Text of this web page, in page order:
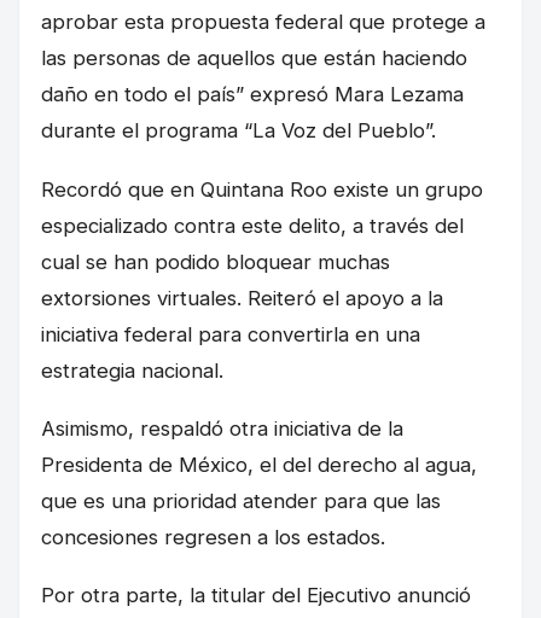
aprobar esta propuesta federal que protege a
las personas de aquellos que están haciendo
daño en todo el país” expresó Mara Lezama
durante el programa “La Voz del Pueblo”.
Recordó que en Quintana Roo existe un grupo
especializado contra este delito, a través del
cual se han podido bloquear muchas
extorsiones virtuales. Reiteró el apoyo a la
iniciativa federal para convertirla en una
estrategia nacional.
Asimismo, respaldó otra iniciativa de la
Presidenta de México, el del derecho al agua,
que es una prioridad atender para que las
concesiones regresen a los estados.
Por otra parte, la titular del Ejecutivo anunció